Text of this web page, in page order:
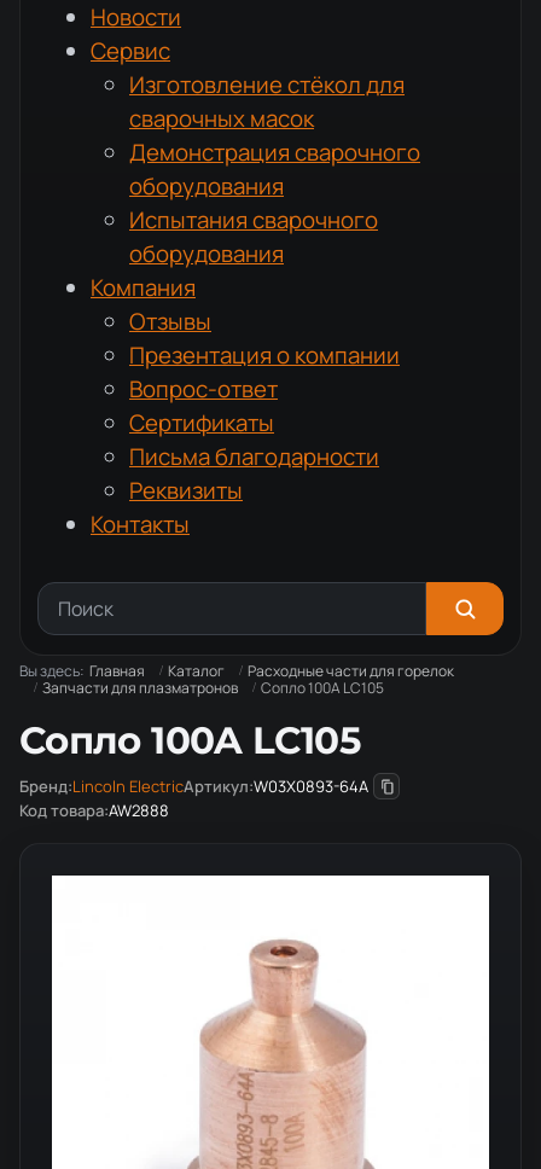
Новости
Сервис
Изготовление стёкол для
сварочных масок
Демонстрация сварочного
оборудования
Испытания сварочного
оборудования
Компания
Отзывы
Презентация о компании
Вопрос-ответ
Сертификаты
Письма благодарности
Реквизиты
Контакты
Вы здесь: Главная Каталог
Расходные части для горелок
Запчасти для плазматронов
Сопло 100A LC105
Сопло 100A LC105
Бренд:Lincoln ElectricАртикул:W03X0893-64A
Код товара:AW2888